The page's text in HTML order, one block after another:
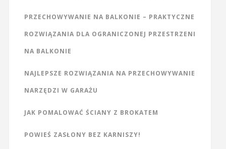
PRZECHOWYWANIE NA BALKONIE – PRAKTYCZNE
ROZWIĄZANIA DLA OGRANICZONEJ PRZESTRZENI
NA BALKONIE
NAJLEPSZE ROZWIĄZANIA NA PRZECHOWYWANIE
NARZĘDZI W GARAŻU
JAK POMALOWAĆ ŚCIANY Z BROKATEM
POWIEŚ ZASŁONY BEZ KARNISZY!